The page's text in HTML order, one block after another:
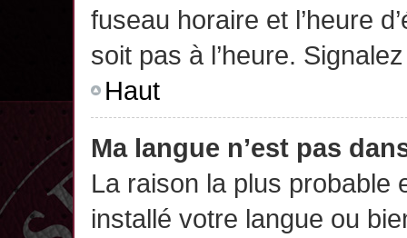
fuseau horaire et l’heure
soit pas à l’heure.
Haut
Ma langue n’est pas
La raison la plus probable
installé votre langue ou